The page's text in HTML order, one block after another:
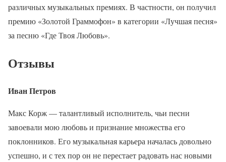
различных музыкальных премиях. В частности, он получил
премию «Золотой Граммофон» в категории «Лучшая песня»
за песню «Где Твоя Любовь».
Отзывы
Иван Петров
Макс Корж — талантливый исполнитель, чьи песни
завоевали мою любовь и признание множества его
поклонников. Его музыкальная карьера началась довольно
успешно, и с тех пор он не перестает радовать нас новыми